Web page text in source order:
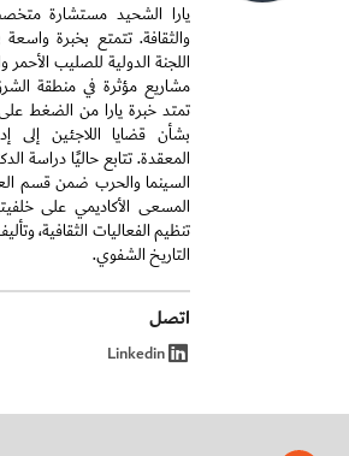
يارا الشحيد مستشارة
والثقافة. تتمتع بخبرة
اللجنة الدولية للصليب الأحمر
مشاريع مؤثرة في منطقة
تمتد خبرة يارا من الضغط
بشأن قضايا اللاجئين إلى
المعقدة. تتابع حاليًا دراسة
السينما والحرب ضمن قسم
المسعى الأكاديمي على
تنظيم الفعاليات الثقافية،
التاريخ الشفوي.
اتصل